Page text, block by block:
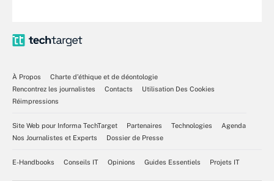
À Propos
Charte d’éthique et de déontologie
Rencontrez les journalistes
Contacts
Utilisation Des Cookies
Réimpressions
Site Web pour Informa TechTarget Partenaires Technologies
Agenda
Nos Journalistes et Experts
Dossier de Presse
E-Handbooks Conseils IT Opinions Guides Essentiels Projets IT